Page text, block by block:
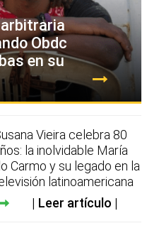
arbitraria
Obdc
en su
Vieira celebra 80
la inolvidable María
Carmo y su legado en la
latinoamericana
Leer artículo